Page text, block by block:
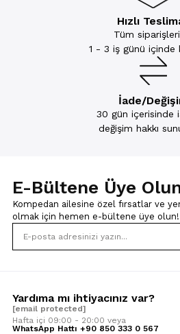
Hızlı
Tüm
1 - 3 iş günü içinde
İade/
30 gün içerisinde
değişim hakkı
E-Bültene Üye
Kompedan ailesine özel fırsatlar ve
olmak için hemen e-bültene üye olun!
Yardıma mı ihtiyacınız var?
[email protected]
Hafta içi 09:00 - 20:00 veya
WhatsApp Hattı +90 850 333 0 567